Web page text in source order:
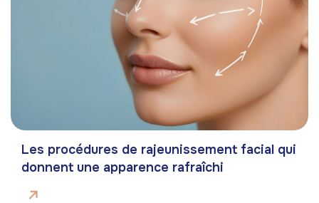
Les procédures de rajeunissement facial qui
donnent une apparence rafraîchi